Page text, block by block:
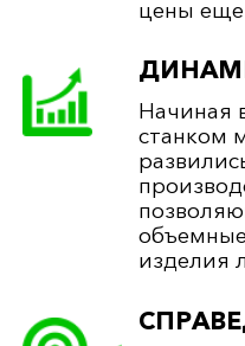
цены
Начиная
станком
изделия